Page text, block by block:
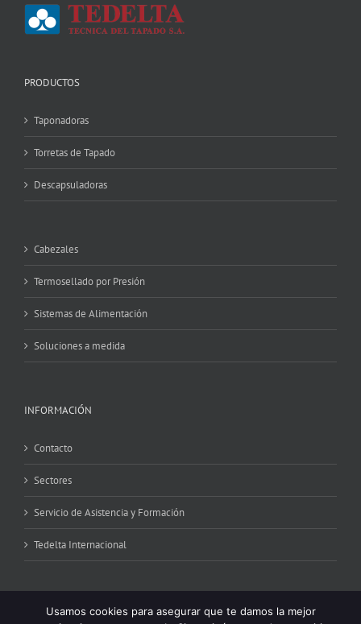
PRODUCTOS
Taponadoras
Torretas de Tapado
Descapsuladoras
Cabezales
Termosellado por Presión
Sistemas de Alimentación
Soluciones a medida
INFORMACIÓN
Contacto
Sectores
Servicio de Asistencia y Formación
Tedelta Internacional
Usamos cookies para asegurar que te damos la mejor